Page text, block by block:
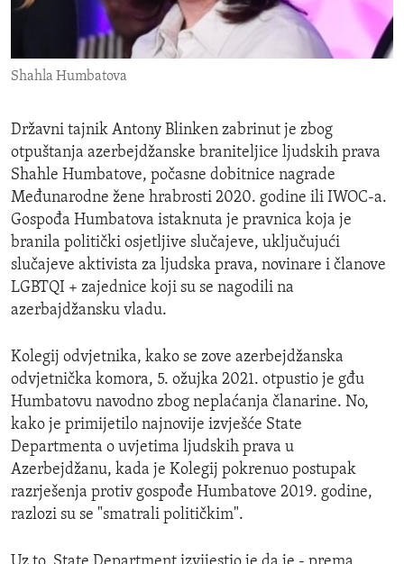
ENVIRONMENT AND HEALTH
IDEALS AND INSTITUTIONS
Shahla Humbatova
Državni tajnik Antony Blinken zabrinut je zbog
otpuštanja azerbejdžanske braniteljice ljudskih prava
Shahle Humbatove, počasne dobitnice nagrade
Međunarodne žene hrabrosti 2020. godine ili IWOC-a.
Gospođa Humbatova istaknuta je pravnica koja je
branila politički osjetljive slučajeve, uključujući
slučajeve aktivista za ljudska prava, novinare i članove
LGBTQI + zajednice koji su se nagodili na
azerbajdžansku vladu.
Kolegij odvjetnika, kako se zove azerbejdžanska
odvjetnička komora, 5. ožujka 2021. otpustio je gđu
Humbatovu navodno zbog neplaćanja članarine. No,
kako je primijetilo najnovije izvješće State
Departmenta o uvjetima ljudskih prava u
Azerbejdžanu, kada je Kolegij pokrenuo postupak
razrješenja protiv gospođe Humbatove 2019. godine,
razlozi su se "smatrali političkim".